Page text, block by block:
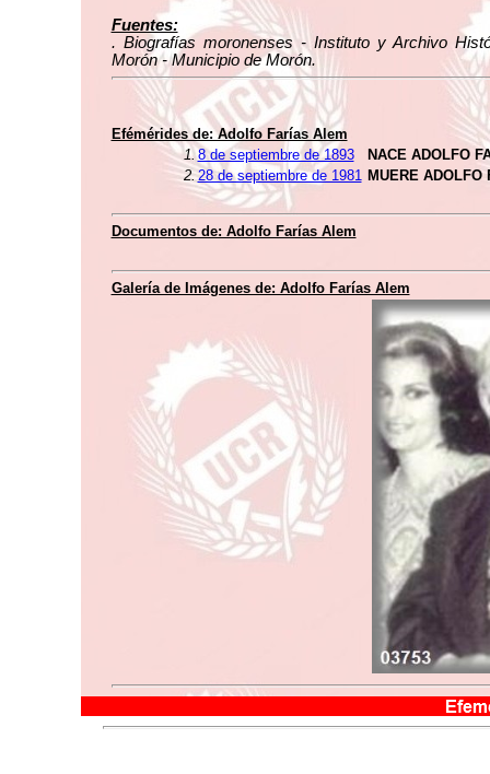
Fuentes:
. Biografías moronenses - Instituto y Archivo
Morón - Municipio de Morón.
Efémérides de: Adolfo Farías Alem
1.8 de septiembre de 1893
NACE ADOLFO
2.28 de septiembre de 1981 MUERE ADOLFO
Documentos de: Adolfo Farías Alem
Galería de Imágenes de: Adolfo Farías Alem